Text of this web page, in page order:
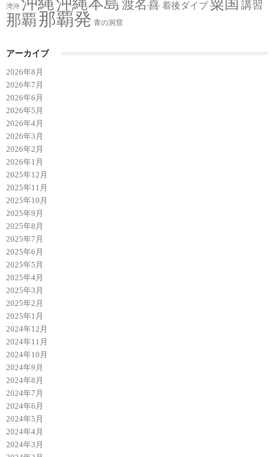
湾沖 渡名喜 着後ダイブ 粟国 講習
那覇 那覇発 青の洞窟
アーカイブ
2026年8月
2026年7月
2026年6月
2026年5月
2026年4月
2026年3月
2026年2月
2026年1月
2025年12月
2025年11月
2025年10月
2025年9月
2025年8月
2025年7月
2025年6月
2025年5月
2025年4月
2025年3月
2025年2月
2025年1月
2024年12月
2024年11月
2024年10月
2024年9月
2024年8月
2024年7月
2024年6月
2024年5月
2024年4月
2024年3月